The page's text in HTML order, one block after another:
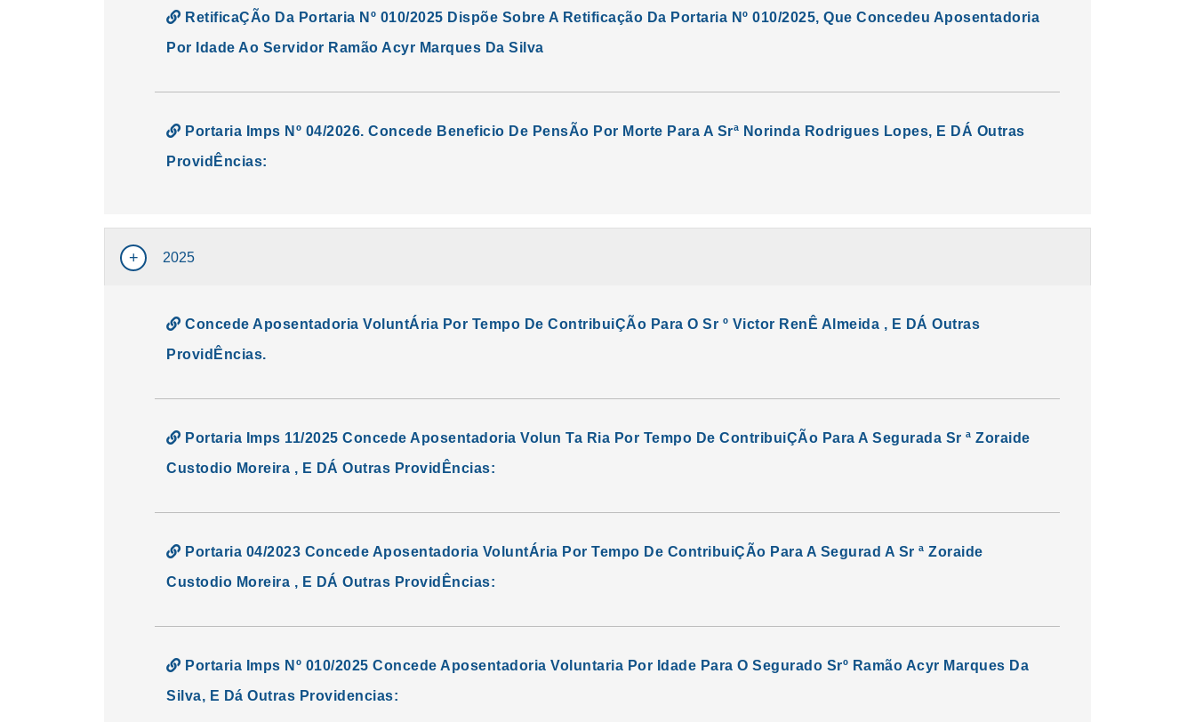
RetificaÇÃo Da Portaria Nº 010/2025 Dispõe Sobre A Retificação Da Portaria Nº 010/2025, Que Concedeu Aposentadoria
Por Idade Ao Servidor Ramão Acyr Marques Da Silva
Portaria Imps Nº 04/2026. Concede Beneficio De PensÃo Por Morte Para A Srª Norinda Rodrigues Lopes, E DÁ Outras
ProvidÊncias:
2025
Concede Aposentadoria VoluntÁria Por Tempo De ContribuiÇÃo Para O Sr º Victor RenÊ Almeida , E DÁ Outras
ProvidÊncias.
Portaria Imps 11/2025 Concede Aposentadoria Volun Ta Ria Por Tempo De ContribuiÇÃo Para A Segurada Sr ª Zoraide
Custodio Moreira , E DÁ Outras ProvidÊncias:
Portaria 04/2023 Concede Aposentadoria VoluntÁria Por Tempo De ContribuiÇÃo Para A Segurad A Sr ª Zoraide
Custodio Moreira , E DÁ Outras ProvidÊncias:
Portaria Imps Nº 010/2025 Concede Aposentadoria Voluntaria Por Idade Para O Segurado Srº Ramão Acyr Marques Da
Silva, E Dá Outras Providencias: